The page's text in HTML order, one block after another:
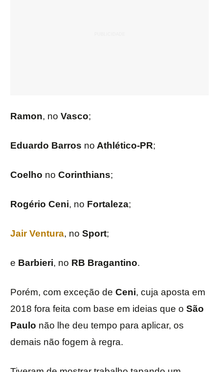
Ramon, no Vasco;
Eduardo Barros no Athlético-PR;
Coelho no Corinthians;
Rogério Ceni, no Fortaleza;
Jair Ventura, no Sport;
e Barbieri, no RB Bragantino.
Porém, com exceção de Ceni, cuja aposta em
2018 fora feita com base em ideias que o São
Paulo não lhe deu tempo para aplicar, os
demais não fogem à regra.